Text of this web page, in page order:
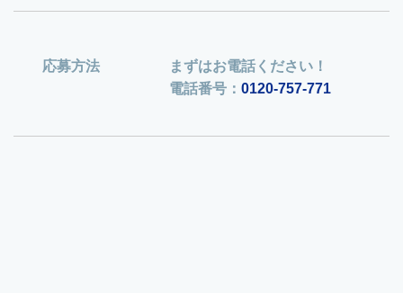
応募方法
まずはお電話ください！
電話番号：0120-757-771